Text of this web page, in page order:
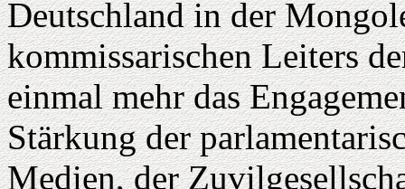
Deutschland in der
kommissarischen Leiters
einmal mehr das
Stärkung der
Medien, der